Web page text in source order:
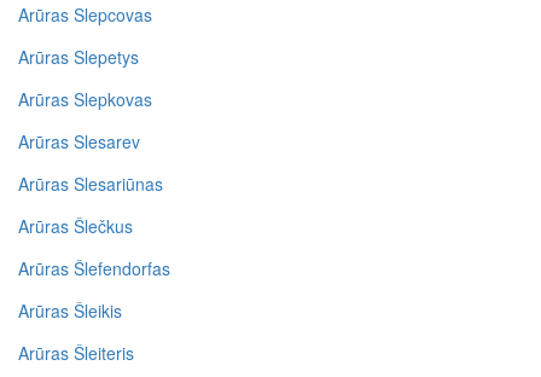
Arūras Slepcovas
Arūras Slepetys
Arūras Slepkovas
Arūras Slesarev
Arūras Slesariūnas
Arūras Šlečkus
Arūras Šlefendorfas
Arūras Šleikis
Arūras Šleiteris